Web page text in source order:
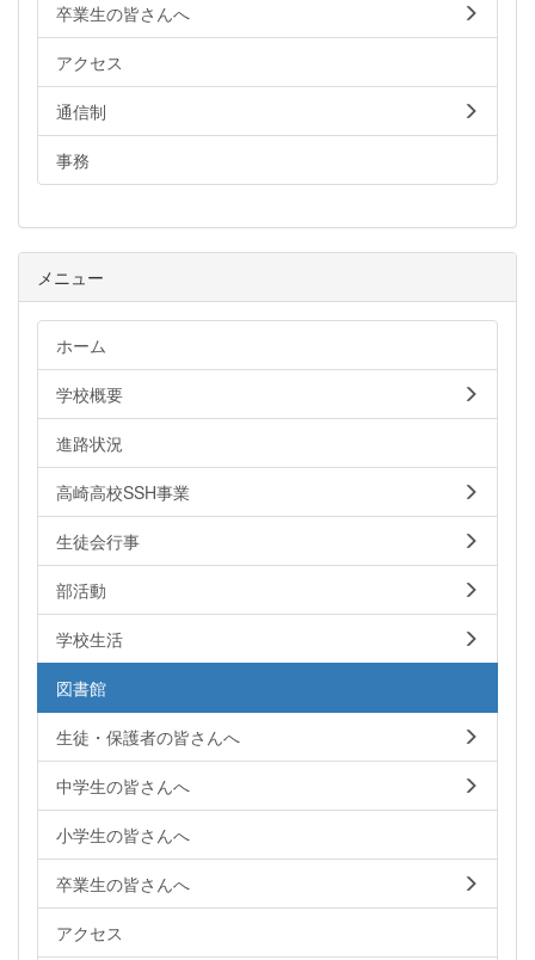
卒業生の皆さんへ
アクセス
通信制
事務
メニュー
ホーム
学校概要
進路状況
高崎高校SSH事業
生徒会行事
部活動
学校生活
図書館
生徒・保護者の皆さんへ
中学生の皆さんへ
小学生の皆さんへ
卒業生の皆さんへ
アクセス